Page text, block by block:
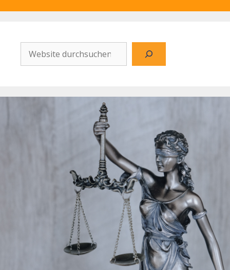
Website
durchsuchen